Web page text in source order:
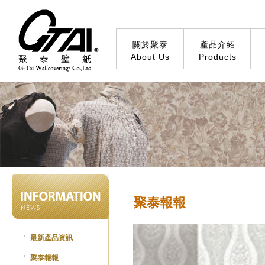
關於聚泰
About Us
產品介紹
Products
最新產品資訊
聚泰報報
聚泰報報